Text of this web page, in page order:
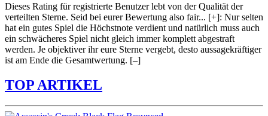
Dieses Rating für registrierte Benutzer lebt von der Qualität der
verteilten Sterne. Seid bei eurer Bewertung also fair... [+]: Nur selten
hat ein gutes Spiel die Höchstnote verdient und natürlich muss auch
ein schwächeres Spiel nicht gleich immer komplett abgestraft
werden. Je objektiver ihr eure Sterne vergebt, desto aussagekräftiger
ist am Ende die Gesamtwertung. [–]
TOP ARTIKEL